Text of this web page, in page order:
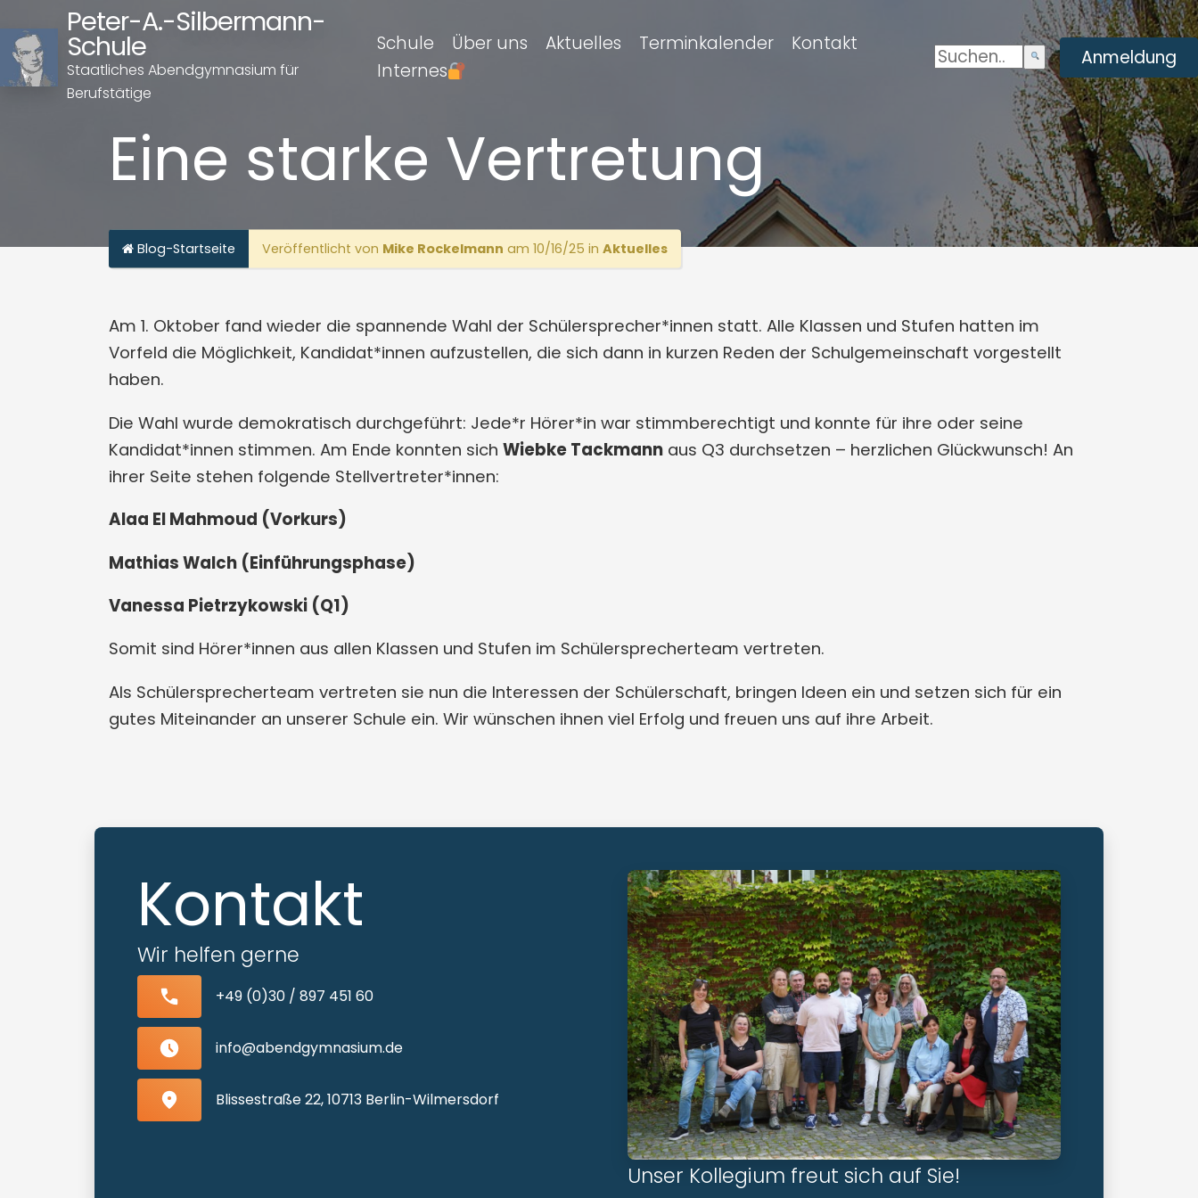
Peter-A.-Silbermann-
Schule
Staatliches Abendgymnasium für
Berufstätige
Schule Über uns Aktuelles Terminkalender
Kontakt
Internes
Suchen: Enviar
búsqueda
Anmeldung
Eine starke Vertretung
Blog-Startseite Veröffentlicht von Mike Rockelmann am 10/16/25 in Aktuelles
Am 1. Oktober fand wieder die spannende Wahl der Schülersprecher*innen statt. Alle Klassen und Stufen hatten im
Vorfeld die Möglichkeit, Kandidat*innen aufzustellen, die sich dann in kurzen Reden der Schulgemeinschaft vorgestellt
haben.
Die Wahl wurde demokratisch durchgeführt: Jede*r Hörer*in war stimmberechtigt und konnte für ihre oder seine
Kandidat*innen stimmen. Am Ende konnten sich Wiebke Tackmann aus Q3 durchsetzen – herzlichen Glückwunsch! An
ihrer Seite stehen folgende Stellvertreter*innen:
Alaa El Mahmoud (Vorkurs)
Mathias Walch (Einführungsphase)
Vanessa Pietrzykowski (Q1)
Somit sind Hörer*innen aus allen Klassen und Stufen im Schülersprecherteam vertreten.
Als Schülersprecherteam vertreten sie nun die Interessen der Schülerschaft, bringen Ideen ein und setzen sich für ein
gutes Miteinander an unserer Schule ein. Wir wünschen ihnen viel Erfolg und freuen uns auf ihre Arbeit.
Kontakt
Wir helfen gerne
+49 (0)30 / 897 451 60
info@abendgymnasium.de
Blissestraße 22, 10713 Berlin-Wilmersdorf
Unser Kollegium freut sich auf Sie!